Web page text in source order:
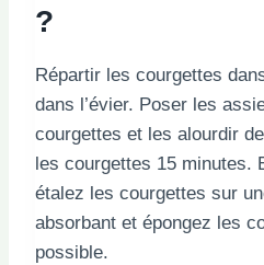
?
Répartir les courgettes
dans l’évier. Poser les
courgettes et les alourdir
les courgettes 15 minutes.
étalez les courgettes sur
absorbant et épongez les
possible.